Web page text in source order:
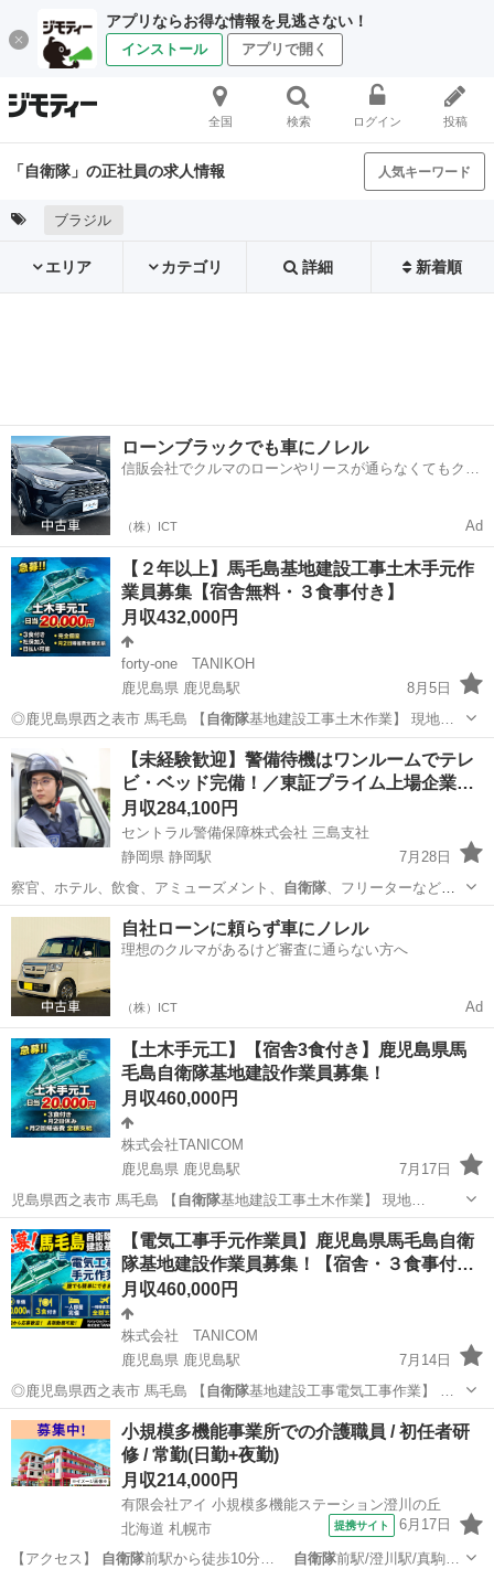
アプリならお得な情報を見逃さない！
インストール アプリで開く
全国 検索 ログイン 投稿
「自衛隊」の正社員の求人情報 人気キーワード
ブラジル
エリア カテゴリ 詳細 新着順
ローンブラックでも車にノレル
信販会社でクルマのローンやリースが通らなくてもクル
（株）ICT Ad
【２年以上】馬毛島基地建設工事土木手元作
業員募集【宿舎無料・３食事付き】
月収432,000円
forty-one TANIKOH
鹿児島県 鹿児島駅
8月5日
◎鹿児島県西之表市 馬毛島 【 自衛隊 基地建設工事土木作業】 現地…
西之表市 鹿児島駅 土木 社会保険
【未経験歓迎】警備待機はワンルームでテレ
ビ・ベッド完備！／東証プライム上場企業…
月収284,100円
セントラル警備保障株式会社 三島支社
静岡県 静岡駅
7月28日
察官、ホテル、飲食、アミューズメント、 自衛隊、フリーターなど、
幅広い業界・業種出身…
静岡 静岡市 静岡駅 警備員 社員
自社ローンに頼らず車にノレル
理想のクルマがあるけど審査に通らない方へ
（株）ICT Ad
【土木手元工】【宿舎3食付き】鹿児島県馬
毛島自衛隊基地建設作業員募集！
月収460,000円
株式会社TANICOM
鹿児島県 鹿児島駅
7月17日
児島県西之表市 馬毛島 【 自衛隊 基地建設工事土木作業】 現地…
鹿児島 西之表市 鹿児島駅 土木 社会保険
【電気工事手元作業員】鹿児島県馬毛島自衛
隊基地建設作業員募集！【宿舎・３食事付…
月収460,000円
株式会社 TANICOM
鹿児島県 鹿児島駅
7月14日
◎鹿児島県西之表市 馬毛島 【 自衛隊
鹿児島 西之表市 鹿児島駅 土木 社会保険
小規模多機能事業所での介護職員 / 初任者研
修 / 常勤(日勤+夜勤)
月収214,000円
有限会社アイ 小規模多機能ステーション澄川の丘
北海道 札幌市
提携サイト 6月17日
【アクセス】 自衛隊前駅から徒歩10分… 自衛隊前駅/澄川駅/真駒…